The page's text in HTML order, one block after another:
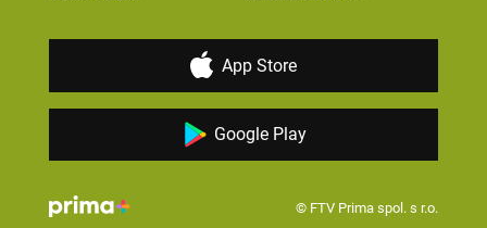
App Store
Google Play
© FTV Prima spol. s r.o.